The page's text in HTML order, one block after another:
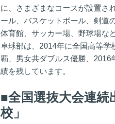
に、さまざまなコースが設置さ
ール、バスケットボール、剣道
体育館、サッカー場、野球場な
卓球部は、2014年に全国高等学
覇、男女共ダブルス優勝、2016
績を残しています。
全国選抜大会連続
校」